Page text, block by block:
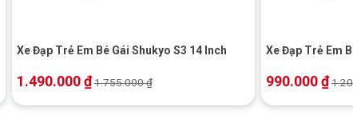
Xe Đạp Trẻ Em Bé Gái Shukyo S3 14 Inch
1.490.000₫1.755.000₫
Xe Đạp Trẻ Em
990.000₫